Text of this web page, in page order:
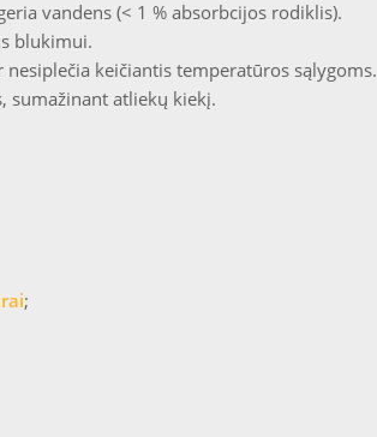
vandens (< 1 % absorbcijos rodiklis).
blukimui.
nesiplečia keičiantis temperatūros sąlygoms.
sumažinant atliekų kiekį.
;